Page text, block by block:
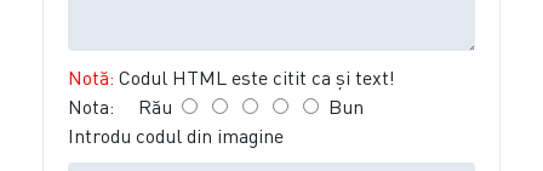
Notă: Codul HTML este citit ca şi text!
Nota: Rău
Bun
Introdu codul din imagine